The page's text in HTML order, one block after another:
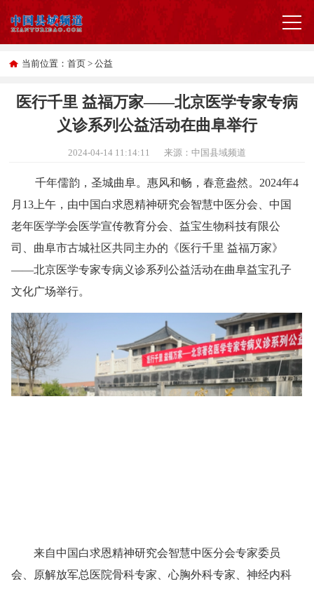
当前位置：首页 >公益
医行千里 益福万家——北京医学专家专病
义诊系列公益活动在曲阜举行
2024-04-14 11:14:11 来源：中国县域频道
千年儒韵，圣城曲阜。惠风和畅，春意盎然。2024年4
月13上午，由中国白求恩精神研究会智慧中医分会、中国
老年医学学会医学宣传教育分会、益宝生物科技有限公
司、曲阜市古城社区共同主办的《医行千里 益福万家》
——北京医学专家专病义诊系列公益活动在曲阜益宝孔子
文化广场举行。
来自中国白求恩精神研究会智慧中医分会专家委员
会、原解放军总医院骨科专家、心胸外科专家、神经内科